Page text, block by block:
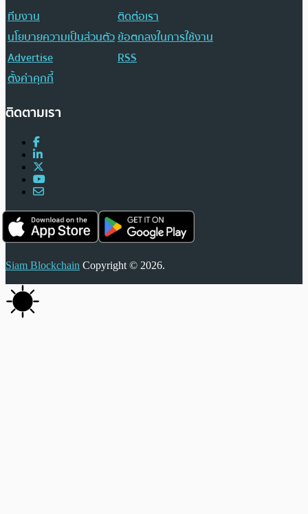
ทีมงาน
ติดต่อเรา
นโยบายความเป็นส่วนตัวข้อตกลงในการใช้งาน
Advertise
RSS
ตั้งค่าคุกกี้
ติดตามเรา
Siam Blockchain Copyright © 2026.